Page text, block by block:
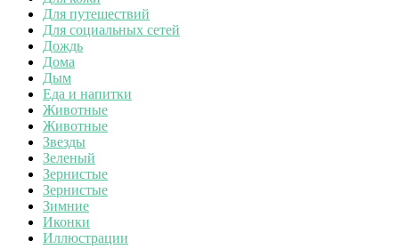
Для путешествий
Для социальных сетей
Дождь
Дома
Дым
Еда и напитки
Животные
Животные
Звезды
Зеленый
Зернистые
Зернистые
Зимние
Иконки
Иллюстрации